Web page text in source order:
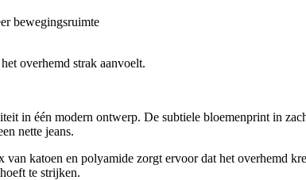
bewegingsruimte
overhemd strak aanvoelt.
in één modern ontwerp. De subtiele bloemenprint in
nette jeans.
katoen en polyamide zorgt ervoor dat het overhemd
te strijken.